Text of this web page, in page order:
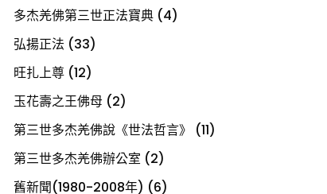
多杰羌佛第三世正法寶典 (4)
弘揚正法 (33)
旺扎上尊 (12)
玉花壽之王佛母 (2)
第三世多杰羌佛說《世法哲言》
(11)
第三世多杰羌佛辦公室 (2)
舊新聞(1980-2008年) (6)